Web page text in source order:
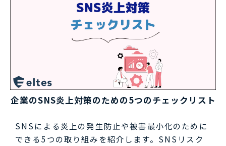
企業のSNS炎上対策のための5つのチェックリスト
SNSによる炎上の発生防止や被害最小化のために
できる5つの取り組みを紹介します。SNSリスク